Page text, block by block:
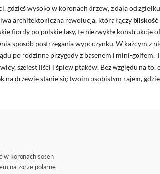
gdzieś wysoko w koronach drzew, z dala od
architektoniczna rewolucja, która łączy
fiordy po polskie lasy, te niezwykłe konstrukcje
sposób postrzegania wypoczynku. W każdym z
po rodzinne przygody z basenem i mini-golfem.
szelest liści i śpiew ptaków. Bez względu na to,
na drzewie stanie się twoim osobistym rajem,
w koronach sosen
na zorze polarne